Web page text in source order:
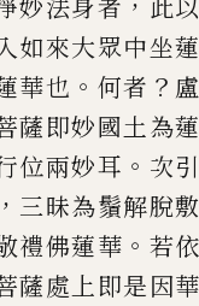
妙法身者
此
如來大眾中坐
華也 。 何者 ？
薩即妙國土為
位兩妙耳 。 次
， 三昧為鬚解脫敷
禮佛蓮華 。 若
薩處上即是因華